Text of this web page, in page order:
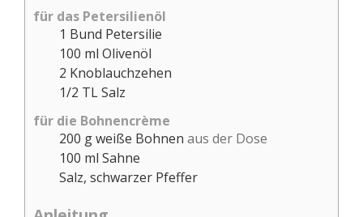
für das Petersilienöl
1 Bund Petersilie
100 ml Olivenöl
2 Knoblauchzehen
1/2 TL Salz
für die Bohnencrème
200 gweiße Bohnen aus der Dose
100 ml Sahne
Salz, schwarzer Pfeffer